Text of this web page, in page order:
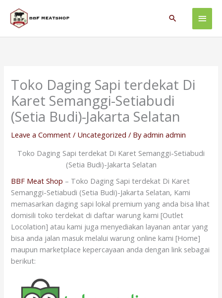
content
Main
Search
Toko Daging Sapi terdekat Di
Karet Semanggi-Setiabudi
(Setia Budi)-Jakarta Selatan
Leave a Comment / Uncategorized / Byadmin admin
Toko Daging Sapi terdekat Di Karet Semanggi-Setiabudi
(Setia Budi)-Jakarta Selatan
BBF Meat Shop – Toko Daging Sapi terdekat Di Karet
Semanggi-Setiabudi (Setia Budi)-Jakarta Selatan, Kami
memasarkan daging sapi lokal premium yang anda bisa lihat
domisili toko terdekat di daftar warung kami [Outlet
Locolation] atau kami juga menyediakan layanan antar yang
bisa anda jalan masuk melalui warung online kami [Home]
maupun marketplace kepercayaan anda dengan link sebagai
berikut: